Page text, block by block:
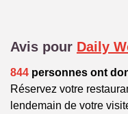
Avis pour Daily
844 personnes ont
Réservez votre
lendemain de votre